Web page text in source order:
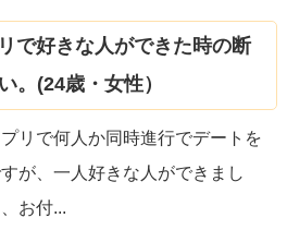
で好きな人ができた時の断
。(24歳・女性）
リで何人か同時進行でデートを
が、一人好きな人ができまし
お付...